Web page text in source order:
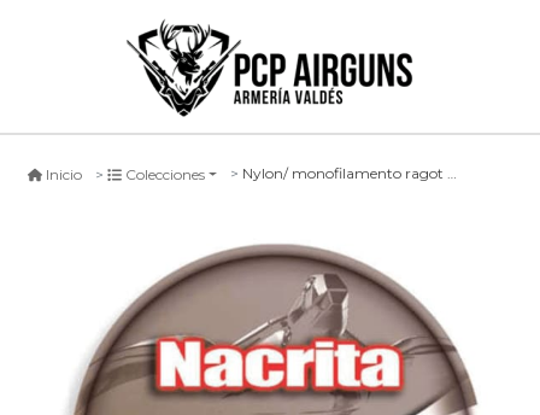
Inicio Colecciones Nylon/ monofilamento ragot nacrita torguga cafe -100mts-